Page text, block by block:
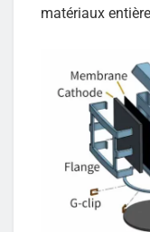
matériaux